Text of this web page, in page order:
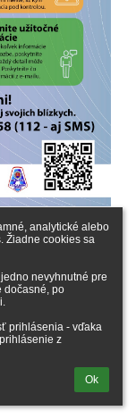
analytické alebo
Žiadne cookies sa
nevyhnutné pre
dočasné, po
prihlásenia - vďaka
z
Ok